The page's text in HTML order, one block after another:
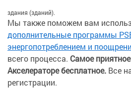
здания (зданий).
Мы также поможем вам
дополнительные программы
энергопотреблением и
всего процесса. Самое
Акселераторе бесплатное. Все
регистрации.